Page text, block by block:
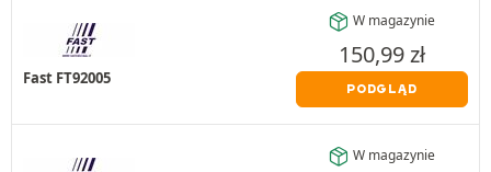
Fast FT92005
W magazynie
150,99zł
PODGLĄD
W magazynie